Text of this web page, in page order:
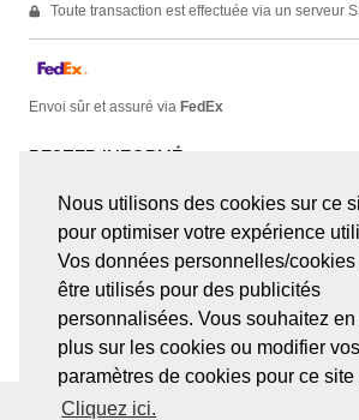
Nous utilisons des cookies sur ce
pour optimiser votre expérience
Vos données personnelles/
être utilisés pour des publicités
personnalisées. Vous souhaitez
plus sur les cookies ou modifier vos
paramètres de cookies pour ce site
Cliquez ici.
Toute transaction est effectuée via un serveur
Envoi sûr et assuré via FedEx
RESTER INFORMÉ
facebook linkedin